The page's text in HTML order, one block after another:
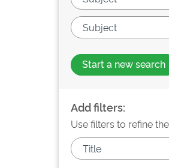
Start a new search
Add filters:
Use filters to refine